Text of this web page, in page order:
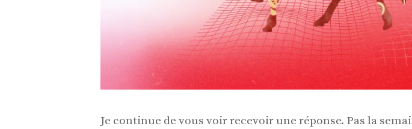
Je continue de vous voir recevoir une réponse. Pas la